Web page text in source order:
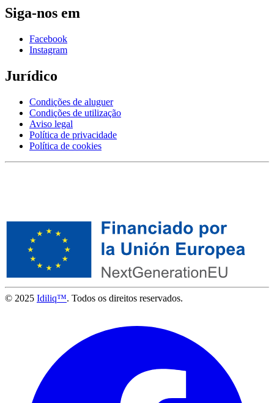
Siga-nos em
Facebook
Instagram
Jurídico
Condições de aluguer
Condições de utilização
Aviso legal
Política de privacidade
Política de cookies
© 2025 Idiliq™. Todos os direitos reservados.